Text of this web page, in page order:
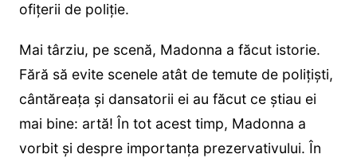
ofițerii de poliție.
Mai târziu, pe scenă, Madonna a făcut istorie.
Fără să evite scenele atât de temute de polițiști,
cântăreața și dansatorii ei au făcut ce știau ei
mai bine: artă! În tot acest timp, Madonna a
vorbit și despre importanța prezervativului. În